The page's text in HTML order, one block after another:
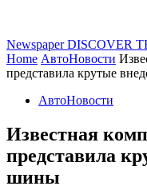
Newspaper DISCOVER
Home АвтоНовости
представила крутые
АвтоНовости
Известная
представила
шины